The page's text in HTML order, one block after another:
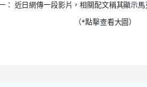
： 近日網傳一段影片，相關配文稱其顯示
（*點擊查看大圖）